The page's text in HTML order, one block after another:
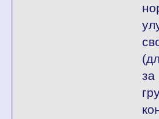
за